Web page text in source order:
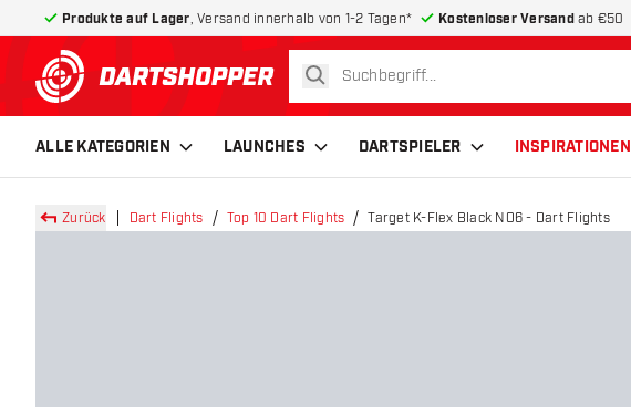
Produkte auf Lager , Versand innerhalb von 1-2 Tagen* Kostenloser Versandab €50
zurück zur Startseite
suchen
ALLE KATEGORIEN LAUNCHES DARTSPIELER INSPIRATIONEN
Zurück Dart Flights Top 10 Dart Flights Target K-Flex Black NO6 - Dart Flights